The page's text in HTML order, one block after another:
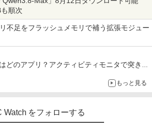
順次
不足をフラッシュメモリで補う拡張モジュー
どのアプリ？アクティビティモニタで突き止
もっと見る
Watch をフォローする